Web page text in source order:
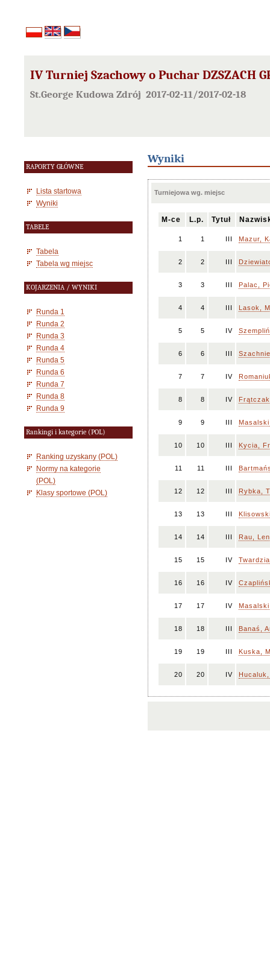
IV Turniej Szachowy o Puchar DZSZACH
St.George Kudowa Zdrój 2017-02-11/2017-02-18
RAPORTY GŁÓWNE
Lista startowa
Wyniki
TABELE
Tabela
Tabela wg miejsc
KOJARZENIA / WYNIKI
Runda 1
Runda 2
Runda 3
Runda 4
Runda 5
Runda 6
Runda 7
Runda 8
Runda 9
Rankingi i kategorie (POL)
Ranking uzyskany (POL)
Normy na kategorie
(POL)
Klasy sportowe (POL)
Wyniki
Turniejowa wg. miejsc
M-ce L.p. Tytuł
1 1 III Mazur,
2 2 III
3 3 III Palac,
4 4 III Lasok,
5 5 IV
6 6 III
7 7 IV
8 8 IV
9 9 III
10 10 III Kycia,
11 11 III
12 12 III Rybka,
13 13 III
14 14 III Rau,
15 15 IV
16 16 IV
17 17 IV
18 18 III Banaś,
19 19 III Kuska,
20 20 IV